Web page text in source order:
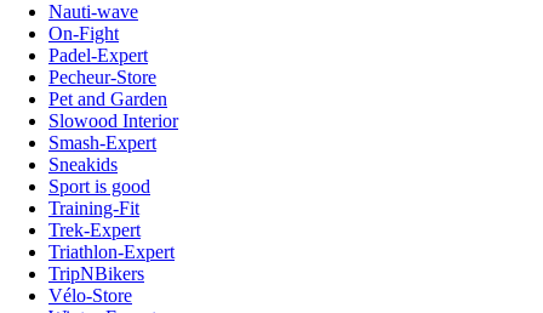
Nauti-wave
On-Fight
Padel-Expert
Pecheur-Store
Pet and Garden
Slowood Interior
Smash-Expert
Sneakids
Sport is good
Training-Fit
Trek-Expert
Triathlon-Expert
TripNBikers
Vélo-Store